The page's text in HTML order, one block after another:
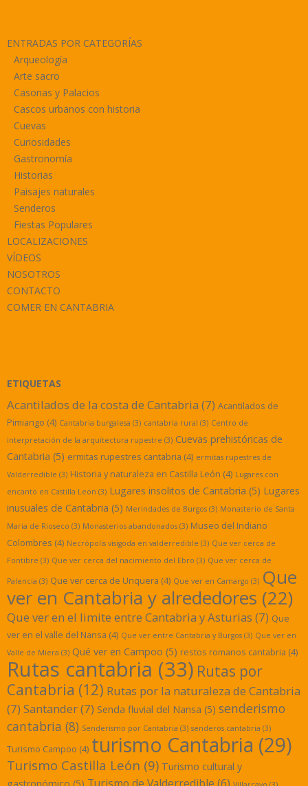
ENTRADAS POR CATEGORÍAS
Arqueología
Arte sacro
Casonas y Palacios
Cascos urbanos con historia
Cuevas
Curiosidades
Gastronomía
Historias
Paisajes naturales
Senderos
Fiestas Populares
LOCALIZACIONES
VÍDEOS
NOSOTROS
CONTACTO
COMER EN CANTABRIA
ETIQUETAS
Acantilados de la costa de Cantabria (7) Acantilados de
Pimiango (4) Cantabria burgalesa (3) cantabria rural (3) Centro de
interpretación de la arquitectura rupestre (3) Cuevas prehistóricas de
Cantabria (5) ermitas rupestres cantabria (4) ermitas rupestres de
Valderredible (3) Historia y naturaleza en Castilla León (4) Lugares con
encanto en Castilla Leon (3) Lugares insolitos de Cantabria (5) Lugares
inusuales de Cantabria (5) Merindades de Burgos (3) Monasterio de Santa
Maria de Rioseco (3) Monasterios abandonados (3) Museo del Indiano
Colombres (4) Necrópolis visigoda en valderredible (3) Que ver cerca de
Fontibre (3) Que ver cerca del nacimiento del Ebro (3) Que ver cerca de
Palencia (3) Que ver cerca de Unquera (4) Que ver en Camargo (3) Que
ver en Cantabria y alrededores (22)
Que ver en el limite entre Cantabria y Asturias (7) Que
ver en el valle del Nansa (4) Que ver entre Cantabria y Burgos (3) Que ver en
Valle de Miera (3) Qué ver en Campoo (5) restos romanos cantabria (4)
Rutas cantabria (33) Rutas por
Cantabria (12) Rutas por la naturaleza de Cantabria
(7) Santander(7) Senda fluvial del Nansa (5) senderismo
cantabria (8) Senderismo por Cantabria (3) senderos cantabria (3)
Turismo Campoo (4) turismo Cantabria (29)
Turismo Castilla León (9) Turismo cultural y